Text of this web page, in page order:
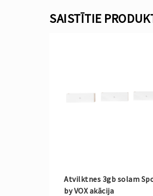
SAISTĪTIE
Atvilktnes 3gb solam
by VOX akācija